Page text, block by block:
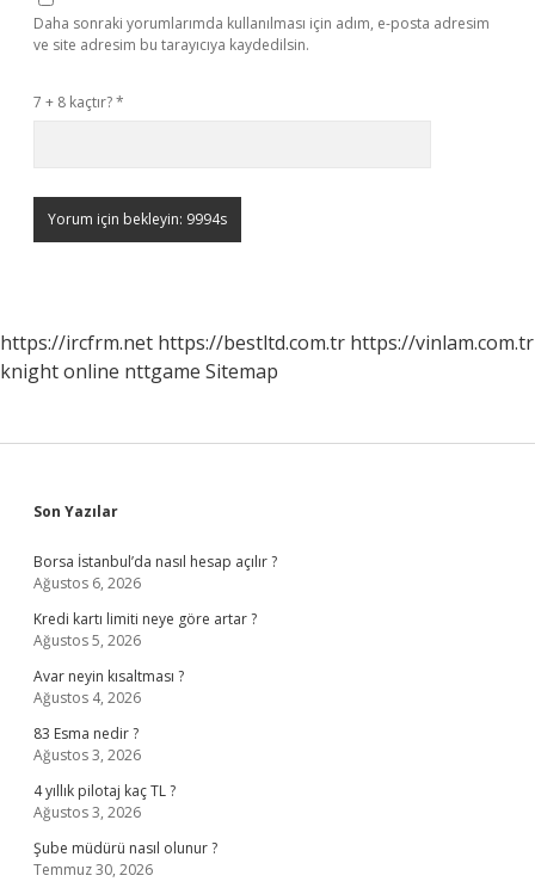
Daha sonraki yorumlarımda kullanılması için adım, e-posta adresim
ve site adresim bu tarayıcıya kaydedilsin.
7 + 8 kaçtır?*
https://ircfrm.net https://bestltd.com.tr https://vinlam.com.tr
knight online nttgame Sitemap
Sidebar
Son Yazılar
Borsa İstanbul’da nasıl hesap açılır ?
Ağustos 6, 2026
Kredi kartı limiti neye göre artar ?
Ağustos 5, 2026
Avar neyin kısaltması ?
Ağustos 4, 2026
83 Esma nedir ?
Ağustos 3, 2026
4 yıllık pilotaj kaç TL ?
Ağustos 3, 2026
Şube müdürü nasıl olunur ?
Temmuz 30, 2026